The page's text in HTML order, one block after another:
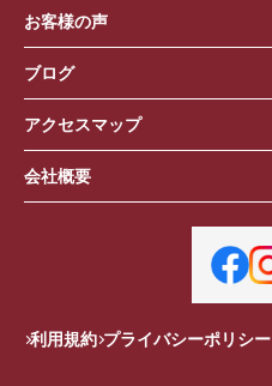
お客様の声
ブログ
アクセスマップ
会社概要
利用規約 プライバシーポリシー